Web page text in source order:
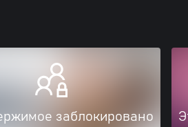
заблокировано